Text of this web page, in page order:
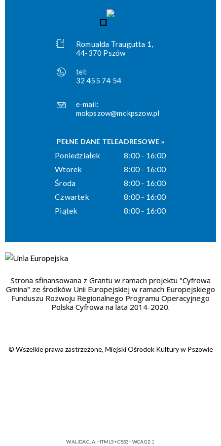
Romualda Traugutta 1,
44-370 Pszów
tel:
32 455 74 54
e-mail:
mokpszow@mokpszow.pl
PEŁNE DANE TELEADRESOWE »
Poniedziałek
8:00 - 16:00
Wtorek
8:00 - 16:00
Środa
8:00 - 16:00
Czwartek
8:00 - 16:00
Piątek
8:00 - 16:00
Strona sfinansowana z Grantu w ramach projektu "Cyfrowa
Gmina" ze środków Unii Europejskiej w ramach Europejskiego
Funduszu Rozwoju Regionalnego Programu Operacyjnego
Polska Cyfrowa na lata 2014-2020.
© Wszelkie prawa zastrzeżone, Miejski Ośrodek Kultury w Pszowie
WALIDACJA: HTML5+CSS3+WCAG 2.1